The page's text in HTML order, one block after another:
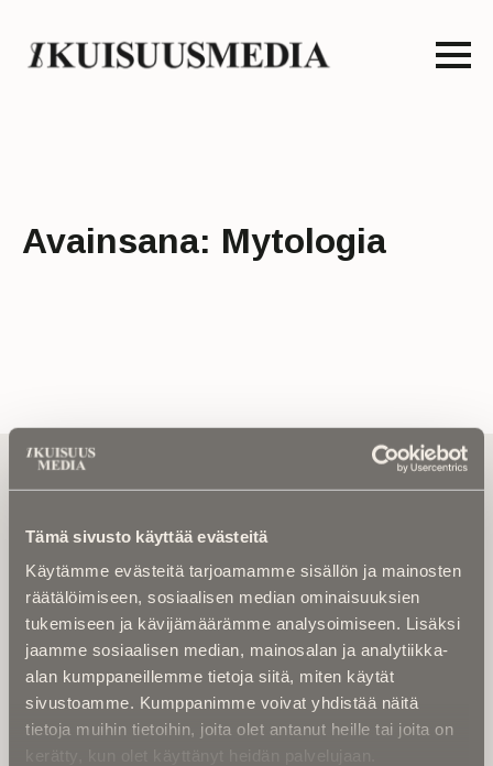
Tämä sivusto käyttää evästeitä
Käytämme evästeitä tarjoamamme sisällön ja mainosten
räätälöimiseen, sosiaalisen median ominaisuuksien
tukemiseen ja kävijämäärämme analysoimiseen. Lisäksi
jaamme sosiaalisen median, mainosalan ja analytiikka-
alan kumppaneillemme tietoja siitä, miten käytät
sivustoamme. Kumppanimme voivat yhdistää näitä
tietoja muihin tietoihin, joita olet antanut heille tai joita on
kerätty, kun olet käyttänyt heidän palvelujaan.
Avainsana: Mytologia
Tilaa uutiskirje - Pääset heti parhaiden
artikkelien pariin!
Kirjoita alle sähköpostiosoitteesi niin saat kaksi kertaa
etteivät kiinnostavat artikkelit jää huomaamatta.
Uutiskirje on maksuton eikä se velvoita mihinkään.
Kirjoita tähän sähköpostiosoite, johon haluat uutiskirjeen
tulevan: